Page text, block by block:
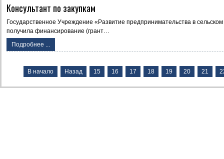
Консультант по закупкам
Государственное Учреждение «Развитие предпринимательства в сельском
получила финансирование (грант…
Подробнее ...
В начало Назад 15 16 17 18 19 20 21